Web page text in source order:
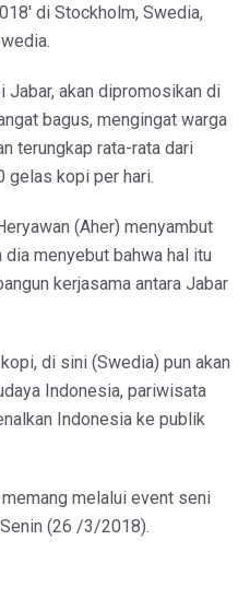
di Stockholm, Swedia,
Jabar, akan dipromosikan di
bagus, mengingat warga
terungkap rata-rata dari
gelas kopi per hari.
(Aher) menyambut
menyebut bahwa hal itu
kerjasama antara Jabar
di sini (Swedia) pun akan
Indonesia, pariwisata
Indonesia ke publik
melalui event seni
(26 /3/2018).